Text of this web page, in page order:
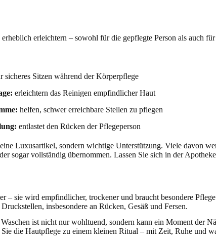
erleichtern – sowohl für die gepflegte Person als auch für
sicheres Sitzen während der Körperpflege
erleichtern das Reinigen empfindlicher Haut
helfen, schwer erreichbare Stellen zu pflegen
entlastet den Rücken der Pflegeperson
Luxusartikel, sondern wichtige Unterstützung. Viele davon
sogar vollständig übernommen. Lassen Sie sich in der
– sie wird empfindlicher, trockener und braucht besondere
insbesondere an Rücken, Gesäß und Fersen.
ist nicht nur wohltuend, sondern kann ein Moment der
die Hautpflege zu einem kleinen Ritual – mit Zeit, Ruhe und